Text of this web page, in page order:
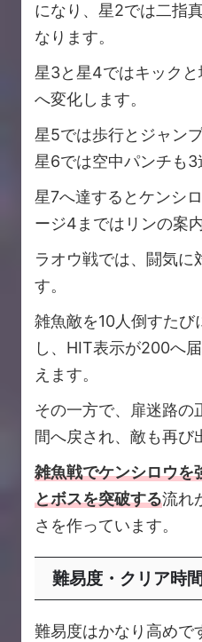
になり、星2では二指
なります。
星3と星4ではキック
へ変化します。
星5では歩行とジャン
星6では空中パンチも3
星7へ達するとケンシ
ージ4まではリンの案
ラオウ戦では、闘気に
す。
雑魚敵を10人倒すたび
し、HIT表示が200へ
えます。
その一方で、扉迷路の
間へ戻され、敵も再び
雑魚戦でケンシロウを
とボスを突破する流れ
さを作っています。
難易度・クリア時
難易度はかなり高めで